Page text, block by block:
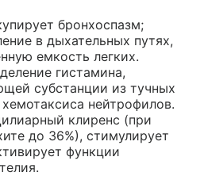
бронхоспазм;
в дыхательных путях,
емкость легких.
гистамина,
субстанции из тучных
нейтрофилов.
клиренс (при
до 36%), стимулирует
функции